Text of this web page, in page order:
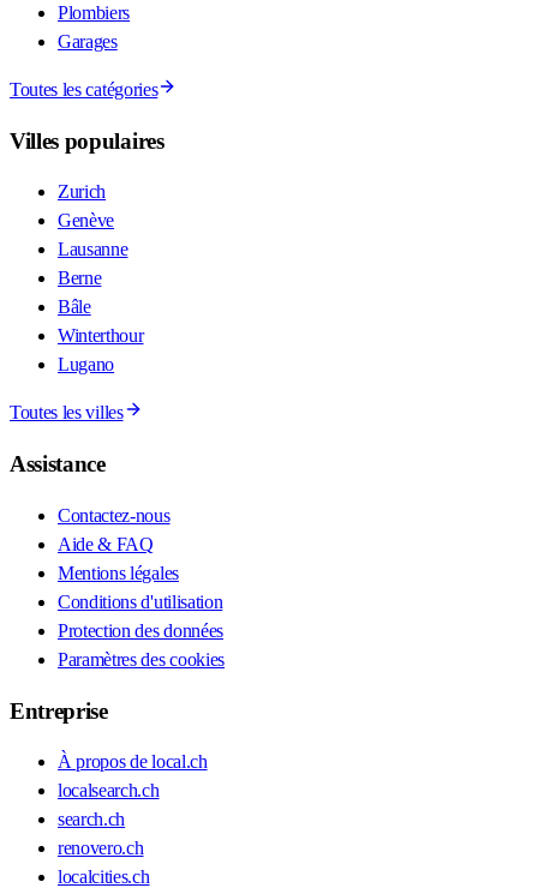
Plombiers
Garages
Toutes les catégories
Villes populaires
Zurich
Genève
Lausanne
Berne
Bâle
Winterthour
Lugano
Toutes les villes
Assistance
Contactez-nous
Aide & FAQ
Mentions légales
Conditions d'utilisation
Protection des données
Paramètres des cookies
Entreprise
À propos de local.ch
localsearch.ch
search.ch
renovero.ch
localcities.ch